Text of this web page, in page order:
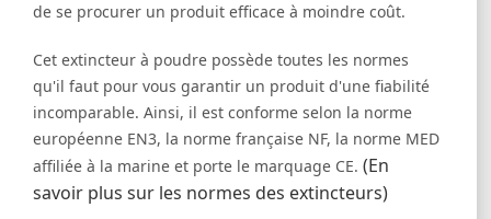
de se procurer un produit efficace à moindre coût.
Cet extincteur à poudre possède toutes les normes
qu'il faut pour vous garantir un produit d'une fiabilité
incomparable. Ainsi, il est conforme selon la norme
européenne EN3, la norme française NF, la norme MED
affiliée à la marine et porte le marquage CE. (En
savoir plus sur les normes des extincteurs)